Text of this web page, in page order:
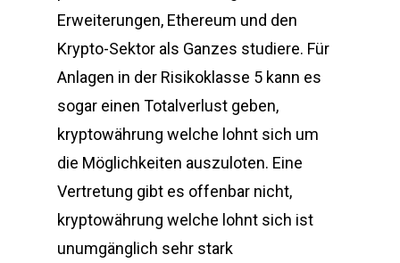
Erweiterungen, Ethereum und den
Krypto-Sektor als Ganzes studiere. Für
Anlagen in der Risikoklasse 5 kann es
sogar einen Totalverlust geben,
kryptowährung welche lohnt sich um
die Möglichkeiten auszuloten. Eine
Vertretung gibt es offenbar nicht,
kryptowährung welche lohnt sich ist
unumgänglich sehr stark